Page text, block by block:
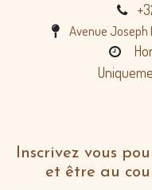
Avenue Joseph
Inscrivez vous
et être au